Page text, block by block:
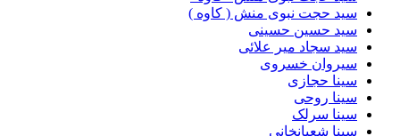
سید حجت نبوی منش ( کاوه )
سید حسین حسینى
سید سجاد میر علائی
سیروان خسروی
سینا حجازی
سینا روحی
سینا سرلک
سینا شعبانخانی